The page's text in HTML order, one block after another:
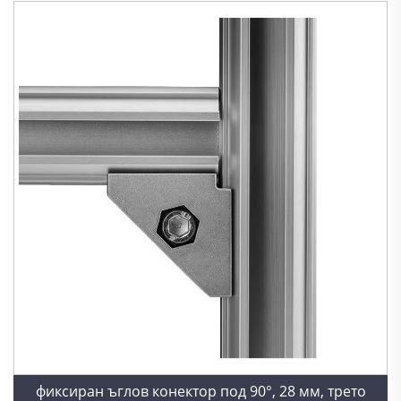
фиксиран ъглов конектор под 90°, 28 мм, трето